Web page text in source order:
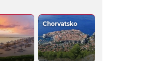
Chorvatsko